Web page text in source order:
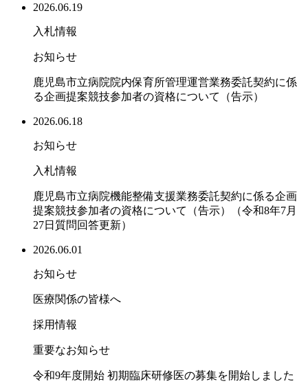
2026.06.19
入札情報
お知らせ
鹿児島市立病院院内保育所管理運営業務委託契約に係
る企画提案競技参加者の資格について（告示）
2026.06.18
お知らせ
入札情報
鹿児島市立病院機能整備支援業務委託契約に係る企画
提案競技参加者の資格について（告示）（令和8年7月
27日質問回答更新）
2026.06.01
お知らせ
医療関係の皆様へ
採用情報
重要なお知らせ
令和9年度開始 初期臨床研修医の募集を開始しました